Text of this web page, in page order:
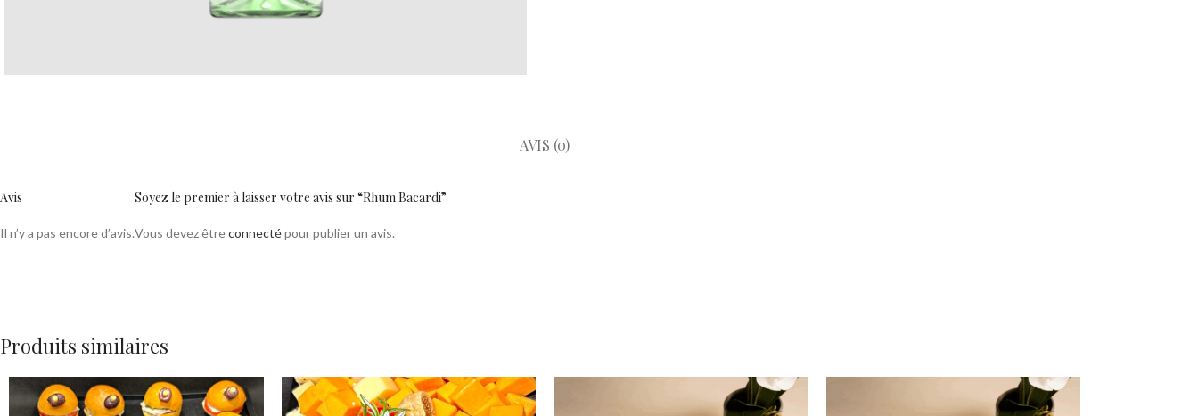
AVIS (0)
Avis
Il n’y a pas encore d’avis.
Soyez le premier à laisser votre avis sur “Rhum Bacardi”
Vous devez êtreconnectépour publier un avis.
Produits similaires